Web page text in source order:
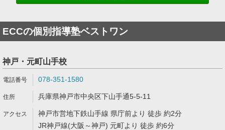
ECCの個別指導塾ベストワン
神戸・元町山手校
078-351-1580
兵庫県神戸市中央区下山手通5-5-11
神戸市営地下鉄山手線 県庁前より 徒歩 約2分
JR神戸線(大阪～神戸) 元町より 徒歩 約6分